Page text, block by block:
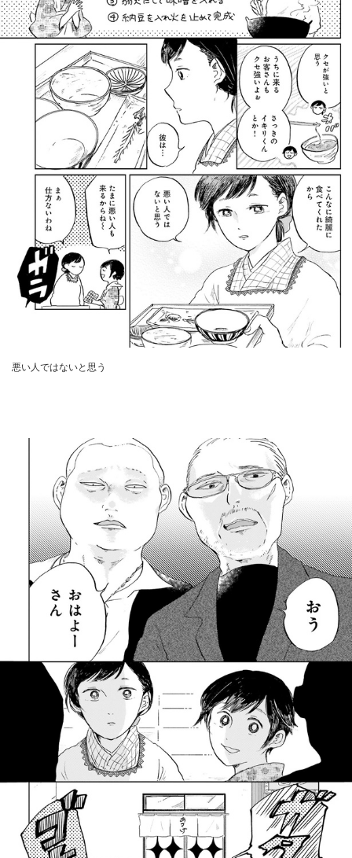
悪い人ではないと思う